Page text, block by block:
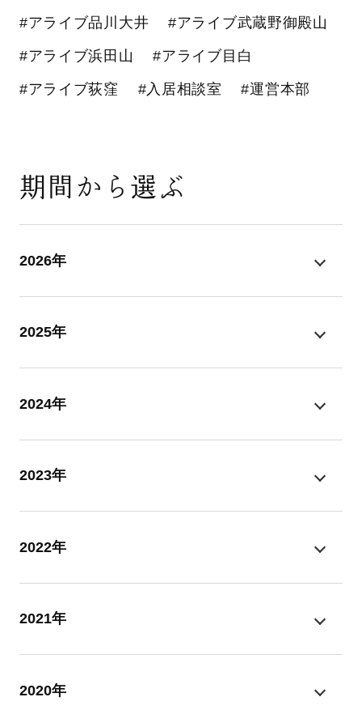
#アライブ品川大井 #アライブ武蔵野御殿山
#アライブ浜田山 #アライブ目白
#アライブ荻窪 #入居相談室 #運営本部
期間から選ぶ
2026年
2025年
2024年
2023年
2022年
2021年
2020年